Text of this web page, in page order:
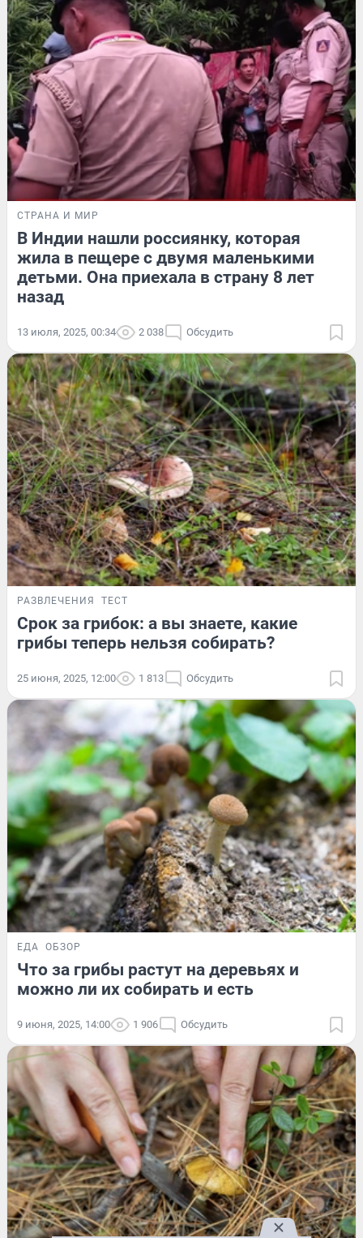
СТРАНА И МИР
В Индии нашли россиянку, которая
жила в пещере с двумя маленькими
детьми. Она приехала в страну 8 лет
назад
13 июля, 2025, 00:34 2 038 Обсудить
РАЗВЛЕЧЕНИЯ ТЕСТ
Срок за грибок: а вы знаете, какие
грибы теперь нельзя собирать?
25 июня, 2025, 12:00 1 813 Обсудить
ЕДА ОБЗОР
Что за грибы растут на деревьях и
можно ли их собирать и есть
9 июня, 2025, 14:00 1 906 Обсудить